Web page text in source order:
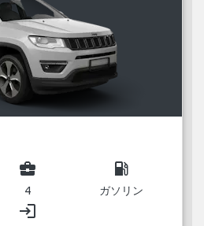
business_center
4
local_gas_station
ガソリン
login